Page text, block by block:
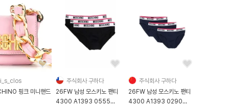
핑크 미니핸드
주식회사 구하다
26FW 남성 모스키노 팬티
4300 A1393 0555
주식회사 구하다
26FW 남성 모스키노 팬티
4300 A1393 0290